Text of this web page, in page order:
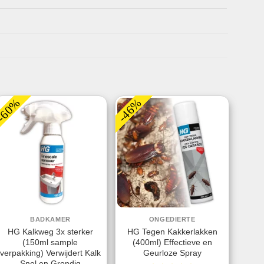
BADKAMER
HG Kalkweg 3x sterker
(150ml sample
verpakking) Verwijdert Kalk
-46%
ONGEDIERTE
HG Tegen Kakkerlakken
(400ml) Effectieve en
Geurloze Spray